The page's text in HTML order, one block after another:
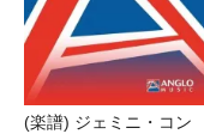
(楽譜) ジェミニ・コン